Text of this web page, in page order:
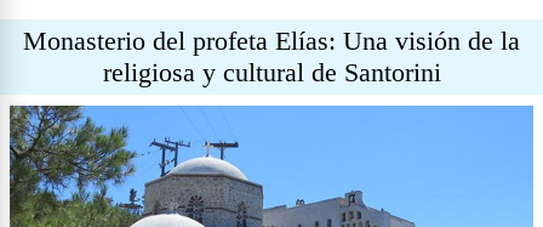
Monasterio del profeta Elías: Una visión de la
religiosa y cultural de Santorini